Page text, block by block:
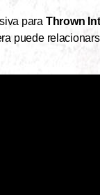
para Thrown
puede